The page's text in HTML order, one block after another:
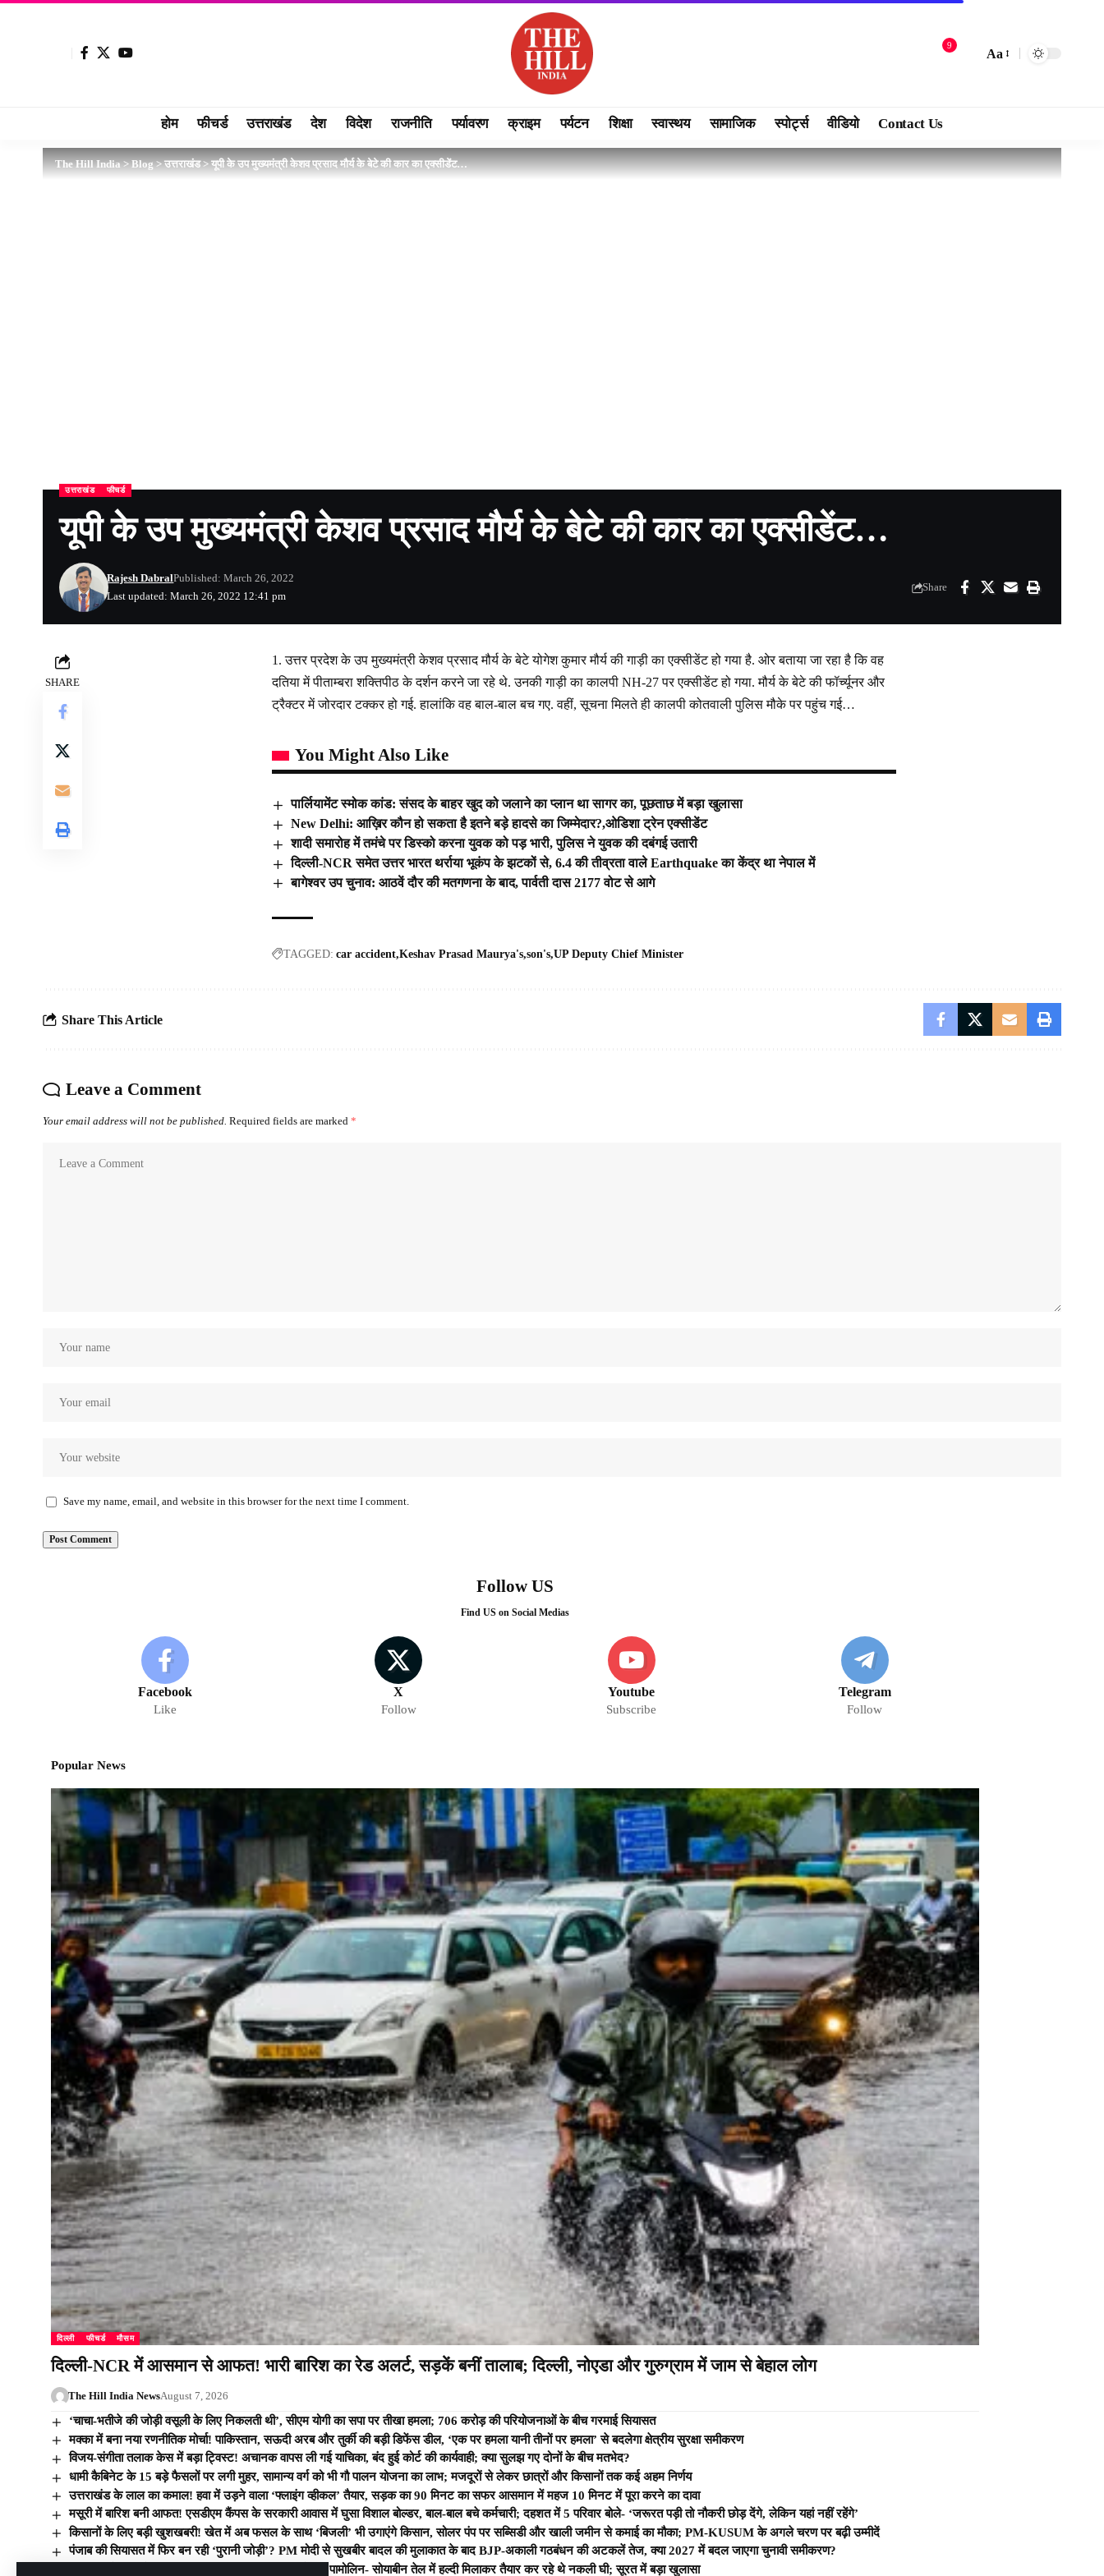
9
Aa
होम फीचर्ड उत्तराखंड देश विदेश राजनीति पर्यावरण क्राइम पर्यटन शिक्षा स्वास्थय सामाजिक स्पोर्ट्स वीडियो Contact Us
The Hill India>Blog>उत्तराखंड>यूपी के उप मुख्यमंत्री केशव प्रसाद मौर्य के बेटे की कार का एक्सीडेंट…
उत्तराखंड फीचर्ड
यूपी के उप मुख्यमंत्री केशव प्रसाद मौर्य के बेटे की कार का एक्सीडेंट…
Last updated: March 26, 2022 12:41 pm
Rajesh DabralPublished: March 26, 2022
Share
SHARE
उत्तर प्रदेश के उप मुख्यमंत्री केशव प्रसाद मौर्य के बेटे योगेश कुमार मौर्य की गाड़ी का एक्सीडेंट हो गया है. ओर बताया जा रहा है कि वह
दतिया में पीताम्बरा शक्तिपीठ के दर्शन करने जा रहे थे. उनकी गाड़ी का कालपी NH-27 पर एक्सीडेंट हो गया. मौर्य के बेटे की फॉर्च्यूनर और
ट्रैक्टर में जोरदार टक्कर हो गई. हालांकि वह बाल-बाल बच गए. वहीं, सूचना मिलते ही कालपी कोतवाली पुलिस मौके पर पहुंच गई…
You Might Also Like
पार्लियामेंट स्मोक कांड: संसद के बाहर खुद को जलाने का प्लान था सागर का, पूछताछ में बड़ा खुलासा
New Delhi: आख़िर कौन हो सकता है इतने बड़े हादसे का जिम्मेदार?,ओडिशा ट्रेन एक्सीडेंट
शादी समारोह में तमंचे पर डिस्को करना युवक को पड़ भारी, पुलिस ने युवक की दबंगई उतारी
दिल्ली-NCR समेत उत्तर भारत थर्राया भूकंप के झटकों से, 6.4 की तीव्रता वाले Earthquake का केंद्र था नेपाल में
बागेश्वर उप चुनाव: आठवें दौर की मतगणना के बाद, पार्वती दास 2177 वोट से आगे
TAGGED: car accident Keshav Prasad Maurya's son's UP Deputy Chief Minister
Share This Article
Leave a Comment
Your email address will not be published. Required fields are marked *
Save my name, email, and website in this browser for the next time I comment.
Follow US
Find US on Social Medias
Facebook
Like
X
Follow
Youtube
Subscribe
Telegram
Follow
Popular News
दिल्ली फीचर्ड मौसम
दिल्ली-NCR में आसमान से आफत! भारी बारिश का रेड अलर्ट, सड़कें बनीं तालाब; दिल्ली, नोएडा और गुरुग्राम में जाम से बेहाल लोग
The Hill India NewsAugust 7, 2026
‘चाचा-भतीजे की जोड़ी वसूली के लिए निकलती थी’, सीएम योगी का सपा पर तीखा हमला; 706 करोड़ की परियोजनाओं के बीच गरमाई सियासत
मक्का में बना नया रणनीतिक मोर्चा! पाकिस्तान, सऊदी अरब और तुर्की की बड़ी डिफेंस डील, ‘एक पर हमला यानी तीनों पर हमला’ से बदलेगा क्षेत्रीय सुरक्षा समीकरण
विजय-संगीता तलाक केस में बड़ा ट्विस्ट! अचानक वापस ली गई याचिका, बंद हुई कोर्ट की कार्यवाही; क्या सुलझ गए दोनों के बीच मतभेद?
धामी कैबिनेट के 15 बड़े फैसलों पर लगी मुहर, सामान्य वर्ग को भी गौ पालन योजना का लाभ; मजदूरों से लेकर छात्रों और किसानों तक कई अहम निर्णय
उत्तराखंड के लाल का कमाल! हवा में उड़ने वाला ‘फ्लाइंग व्हीकल’ तैयार, सड़क का 90 मिनट का सफर आसमान में महज 10 मिनट में पूरा करने का दावा
मसूरी में बारिश बनी आफत! एसडीएम कैंपस के सरकारी आवास में घुसा विशाल बोल्डर, बाल-बाल बचे कर्मचारी; दहशत में 5 परिवार बोले- ‘जरूरत पड़ी तो नौकरी छोड़ देंगे, लेकिन यहां नहीं रहेंगे’
किसानों के लिए बड़ी खुशखबरी! खेत में अब फसल के साथ ‘बिजली’ भी उगाएंगे किसान, सोलर पंप पर सब्सिडी और खाली जमीन से कमाई का मौका; PM-KUSUM के अगले चरण पर बढ़ी उम्मीदें
पंजाब की सियासत में फिर बन रही ‘पुरानी जोड़ी’? PM मोदी से सुखबीर बादल की मुलाकात के बाद BJP-अकाली गठबंधन की अटकलें तेज, क्या 2027 में बदल जाएगा चुनावी समीकरण?
सावधान! देसी घी के नाम पर बिक रहा था ‘जहर’ का कारोबार, पामोलिन- सोयाबीन तेल में हल्दी मिलाकर तैयार कर रहे थे नकली घी; सूरत में बड़ा खुलासा